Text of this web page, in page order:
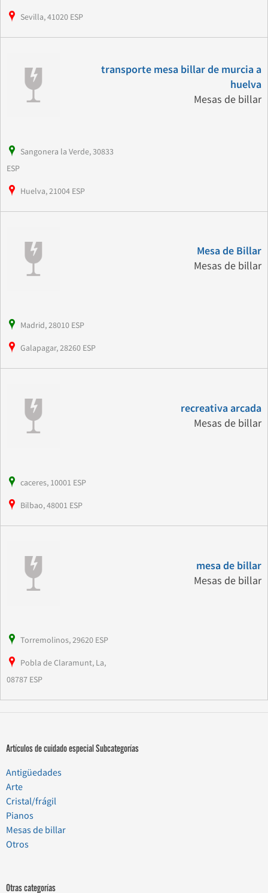
Sevilla, 41020 ESP
transporte mesa billar de murcia a
huelva
Mesas de billar
Sangonera la Verde, 30833
ESP
Huelva, 21004 ESP
Mesa de Billar
Mesas de billar
Madrid, 28010 ESP
Galapagar, 28260 ESP
recreativa arcada
Mesas de billar
caceres, 10001 ESP
Bilbao, 48001 ESP
mesa de billar
Mesas de billar
Torremolinos, 29620 ESP
Pobla de Claramunt, La,
08787 ESP
Artículos de cuidado especial Subcategorías
Antigüedades
Arte
Cristal/frágil
Pianos
Mesas de billar
Otros
Otras categorías